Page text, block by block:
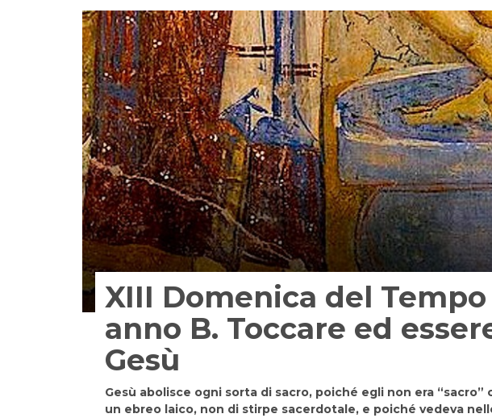
XIII Domenica del
anno B. Toccare ed
Gesù
Gesù abolisce ogni sorta di sacro, poiché egli non era
un ebreo laico, non di stirpe sacerdotale, e poiché vedeva